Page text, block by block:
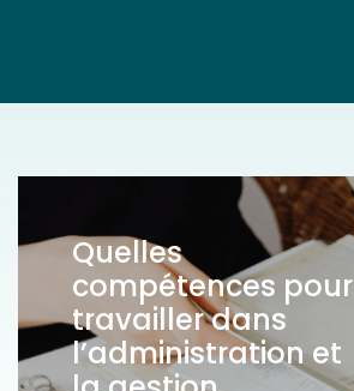
Quelles
compétences pour
travailler dans
l’administration et